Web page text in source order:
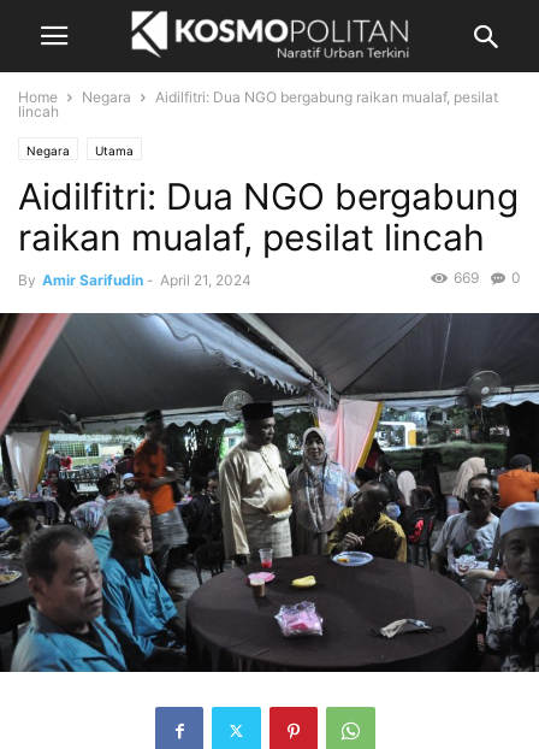
Home Negara
Aidilfitri: Dua NGO bergabung raikan mualaf, pesilat
lincah
Negara Utama
Aidilfitri: Dua NGO bergabung
raikan mualaf, pesilat lincah
By Amir Sarifudin - April 21, 2024 0
669